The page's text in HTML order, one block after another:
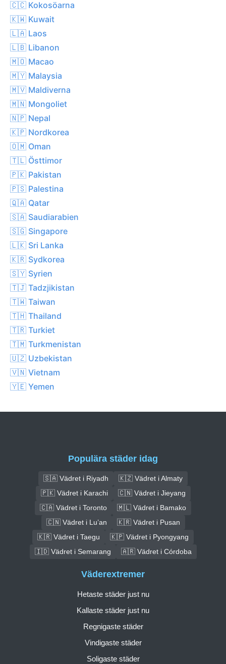
🇨🇨 Kokosöarna
🇰🇼 Kuwait
🇱🇦 Laos
🇱🇧 Libanon
🇲🇴 Macao
🇲🇾 Malaysia
🇲🇻 Maldiverna
🇲🇳 Mongoliet
🇳🇵 Nepal
🇰🇵 Nordkorea
🇴🇲 Oman
🇹🇱 Östtimor
🇵🇰 Pakistan
🇵🇸 Palestina
🇶🇦 Qatar
🇸🇦 Saudiarabien
🇸🇬 Singapore
🇱🇰 Sri Lanka
🇰🇷 Sydkorea
🇸🇾 Syrien
🇹🇯 Tadzjikistan
🇹🇼 Taiwan
🇹🇭 Thailand
🇹🇷 Turkiet
🇹🇲 Turkmenistan
🇺🇿 Uzbekistan
🇻🇳 Vietnam
🇾🇪 Yemen
Populära städer idag
🇸🇦 Vädret i Riyadh
🇰🇿 Vädret i Almaty
🇵🇰 Vädret i Karachi
🇨🇳 Vädret i Jieyang
🇨🇦 Vädret i Toronto
🇲🇱 Vädret i Bamako
🇨🇳 Vädret i Lu’an
🇰🇷 Vädret i Pusan
🇰🇷 Vädret i Taegu
🇰🇵 Vädret i Pyongyang
🇮🇩 Vädret i Semarang
🇦🇷 Vädret i Córdoba
Väderextremer
Hetaste städer just nu
Kallaste städer just nu
Regnigaste städer
Vindigaste städer
Soligaste städer